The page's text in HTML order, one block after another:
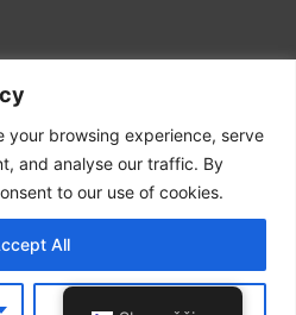
your browsing experience, serve
and analyse our traffic. By
to our use of cookies.
Reject All
All
kape, zaščita dihal
d.o.o. – All rights reserved.